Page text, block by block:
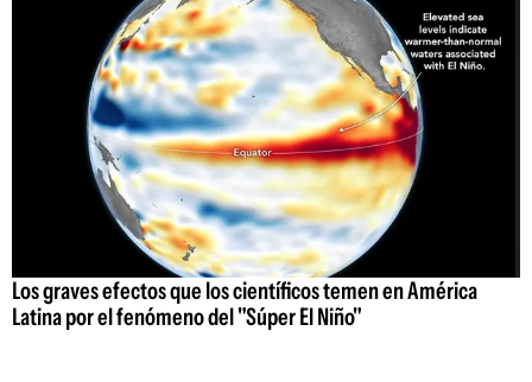
Los graves efectos que los científicos temen en América
Latina por el fenómeno del "Súper El Niño"